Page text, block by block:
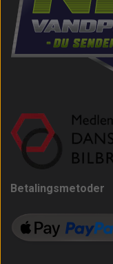
Betalingsmetoder